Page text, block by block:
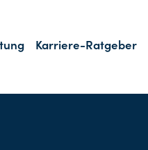
Karriere-Ratgeber